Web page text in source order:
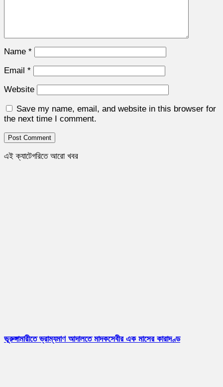
Name *
Email *
Website
Save my name, email, and website in this browser for
the next time I comment.
এই ক্যাটেগরিতে আরো খবর
ভূরুঙ্গামারীতে ভ্রাম্যমাণ আদালতে মাদকসেবীর এক মাসের কারাদণ্ড